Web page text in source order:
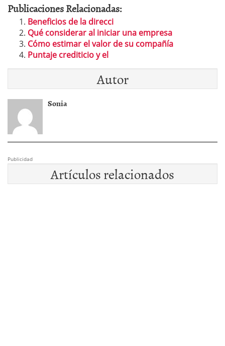
Publicaciones Relacionadas:
Beneficios de la direcci
Qué considerar al iniciar una empresa
Cómo estimar el valor de su compañía
Puntaje crediticio y el
Autor
Sonia
Publicidad
Artículos relacionados